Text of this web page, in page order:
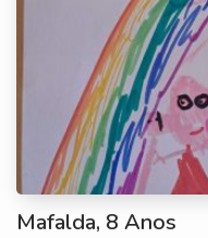
Mafalda, 8 Anos